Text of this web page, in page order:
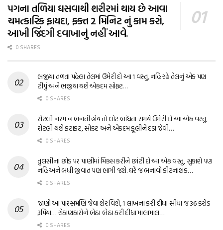
પગના તળિયા ઘસવાથી શરીરમાં થાય છે આવા
ચમત્કારિક ફાયદા, ફક્ત 2 મિનિટ નું કામ કરો,
આખી જિંદગી દવાખાનું નહીં આવે.
0 SHARES
ભજીયા તળતા પહેલા તેલમાં ઉમેરી દો આ 1 વસ્તુ, નહિ રહે તેલનું એક પણ
ટીપું અને ભજીયા થશે એકદમ સોફ્ટ…
0 SHARES
રોટલી નરમ ન બનતી હોય તો લોટ બાંધતા સમયે ઉમેરી દો આ એક વસ્તુ,
રોટલી થશે ફટાફટ, સોફ્ટ અને એકદમ ફૂલીને દડા જેવી…
0 SHARES
તુલસીના છોડ પર પાણીમાં મિક્સ કરીને છાંટી દો આ એક વસ્તુ, સુકાશે પણ
નહિ અને બધી જીવાત પણ ભાગી જશે. ઘરે જ બનાવો કીટનાશક…
0 SHARES
જાણો આ પારસમણિ જેવા શેર વિશે, 1 લાખના કરી દીધા સીધા જ 36 કરોડ
રૂપિયા… રોકાણકારોને બેઠા બેઠા કરી દીધા માલામાલ…
0 SHARES